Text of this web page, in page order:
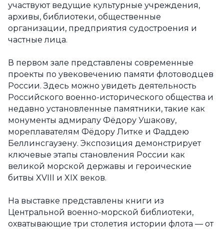
участвуют ведущие культурные учреждения,
архивы, библиотеки, общественные
организации, предприятия судостроения и
частные лица.
В первом зале представлены современные
проекты по увековечению памяти флотоводцев
России. Здесь можно увидеть деятельность
Российского военно-исторического общества и
недавно установленные памятники, такие как
монументы адмиралу Фёдору Ушакову,
мореплавателям Фёдору Литке и Фаддею
Беллинсгаузену. Экспозиция демонстрирует
ключевые этапы становления России как
великой морской державы и героические
битвы XVIII и XIX веков.
На выставке представлены книги из
Центральной военно-морской библиотеки,
охватывающие три столетия истории флота — от